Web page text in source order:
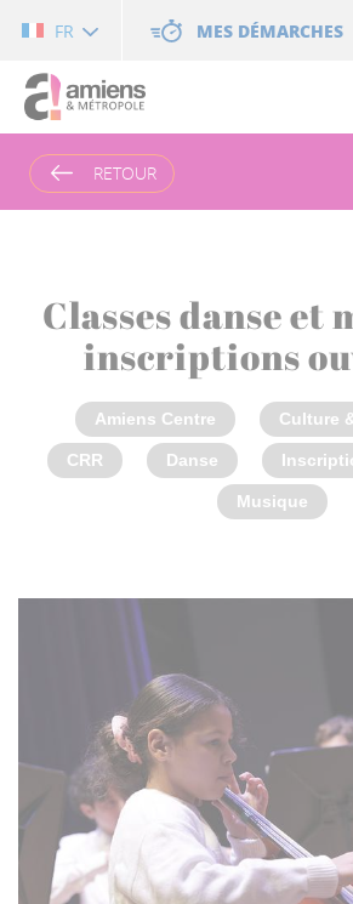
FR MES DÉMARCHES
RETOUR
Classes danse et
inscriptions
Amiens Centre Culture
CRR Danse
Musique